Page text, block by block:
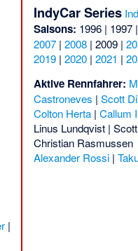
IndyCar Series
Saisons: 1996| 1997
2007| 2008| 2009|
2019| 2020| 2021 |
Aktive Rennfahrer:
Castroneves | Scott
Colton Herta| Callum
Linus Lundqvist|
Christian Rasmussen
Alexander Rossi|
|